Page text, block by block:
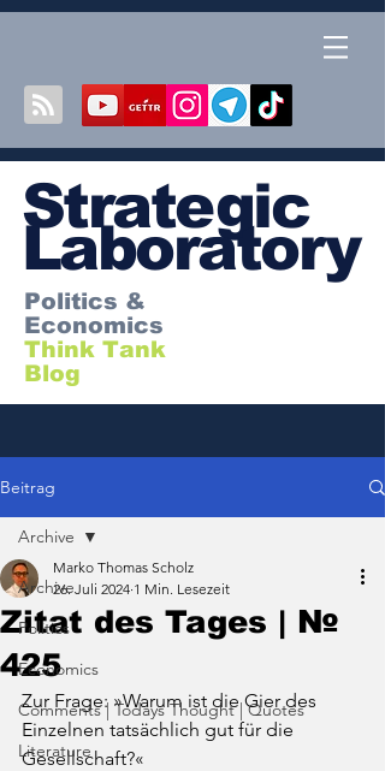
Strategic
Laboratory
Politics &
Economics
Think Tank
Blog
Beitrag
Archive
Politics
Economics
Comments | Todays Thought | Quotes
Literature
Archive
Zitat des Tages | №
425
Marko Thomas Scholz
26. Juli 2024 1 Min. Lesezeit
Zur Frage: »Warum ist die Gier des
Einzelnen tatsächlich gut für die
Gesellschaft?«